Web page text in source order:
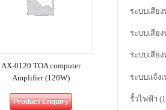
AX-0120 TOA computer
Amplifier (120W)
Product Enquiry
ระบบเสีย
ระบบเสีย
ระบบเสีย
ระบบแจ้ง
รั้วไฟฟ้า